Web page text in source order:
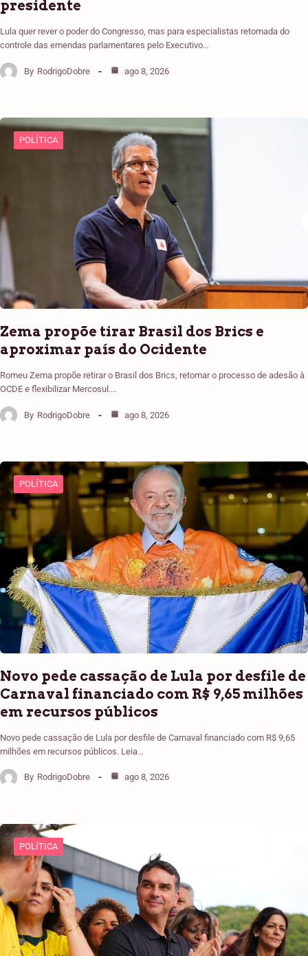
presidente
Lula quer rever o poder do Congresso, mas para especialistas retomada do
controle das emendas parlamentares pelo Executivo…
By RodrigoDobre ago 8, 2026
POLÍTICA
Zema propõe tirar Brasil dos Brics e
aproximar país do Ocidente
Romeu Zema propõe retirar o Brasil dos Brics, retomar o processo de adesão à
OCDE e flexibilizar Mercosul.…
By RodrigoDobre ago 8, 2026
POLÍTICA
Novo pede cassação de Lula por desfile de
Carnaval financiado com R$ 9,65 milhões
em recursos públicos
Novo pede cassação de Lula por desfile de Carnaval financiado com R$ 9,65
milhões em recursos públicos. Leia…
By RodrigoDobre ago 8, 2026
POLÍTICA